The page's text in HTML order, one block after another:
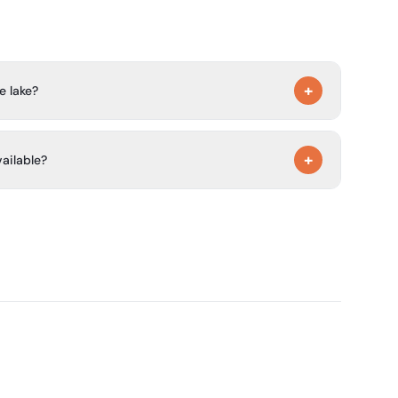
lake? +
+